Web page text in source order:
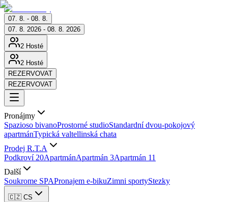
07. 8. - 08. 8.
07. 8. 2026 - 08. 8. 2026
2 Hosté
2 Hosté
REZERVOVAT
REZERVOVAT
Pronájmy
Spazioso bivanoProstorné studioStandardní dvou-pokojový
apartmánTypická valtellinská chata
Prodej R.T.A
Podkroví 20ApartmánApartmán 3Apartmán 11
Další
Soukrome SPAPronajem e-bikuZimni sportyStezky
🇨🇿 CS